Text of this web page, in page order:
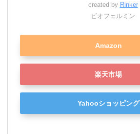
created by Rinker
ビオフェルミン
Amazon
楽天市場
Yahooショッピング